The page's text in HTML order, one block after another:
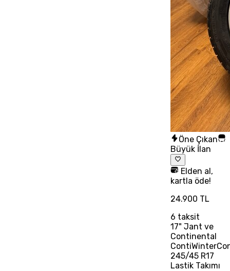
Öne Çıkan
Büyük İlan
Elden al,
kartla öde!
24.900 TL
6 taksit
17" Jant ve
Continental
245/45 R17
Lastik Takımı